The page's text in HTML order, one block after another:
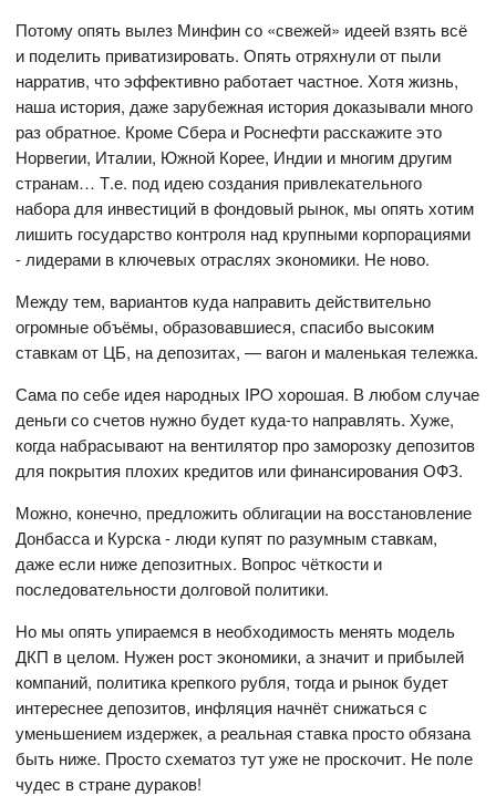
Потому опять вылез Минфин со «свежей» идеей взять всё
и поделить приватизировать. Опять отряхнули от пыли
нарратив, что эффективно работает частное. Хотя жизнь,
наша история, даже зарубежная история доказывали много
раз обратное. Кроме Сбера и Роснефти расскажите это
Норвегии, Италии, Южной Корее, Индии и многим другим
странам… Т.е. под идею создания привлекательного
набора для инвестиций в фондовый рынок, мы опять хотим
лишить государство контроля над крупными корпорациями
- лидерами в ключевых отраслях экономики. Не ново.
Между тем, вариантов куда направить действительно
огромные объёмы, образовавшиеся, спасибо высоким
ставкам от ЦБ, на депозитах, — вагон и маленькая тележка.
Сама по себе идея народных IPO хорошая. В любом случае
деньги со счетов нужно будет куда-то направлять. Хуже,
когда набрасывают на вентилятор про заморозку депозитов
для покрытия плохих кредитов или финансирования ОФЗ.
Можно, конечно, предложить облигации на восстановление
Донбасса и Курска - люди купят по разумным ставкам,
даже если ниже депозитных. Вопрос чёткости и
последовательности долговой политики.
Но мы опять упираемся в необходимость менять модель
ДКП в целом. Нужен рост экономики, а значит и прибылей
компаний, политика крепкого рубля, тогда и рынок будет
интереснее депозитов, инфляция начнёт снижаться с
уменьшением издержек, а реальная ставка просто обязана
быть ниже. Просто схематоз тут уже не проскочит. Не поле
чудес в стране дураков!